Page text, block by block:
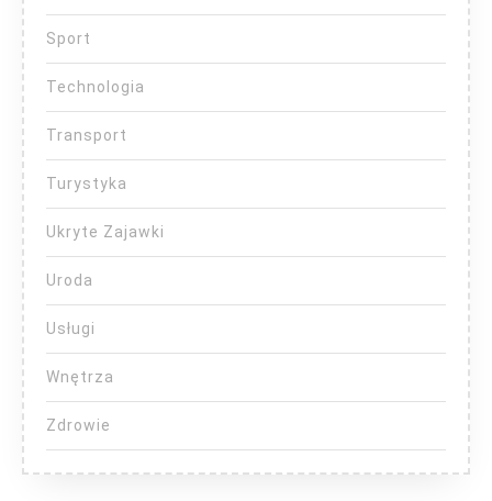
Sport
Technologia
Transport
Turystyka
Ukryte Zajawki
Uroda
Usługi
Wnętrza
Zdrowie